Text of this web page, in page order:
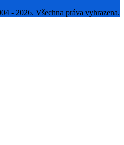
- 2026. Všechna práva vyhrazena.